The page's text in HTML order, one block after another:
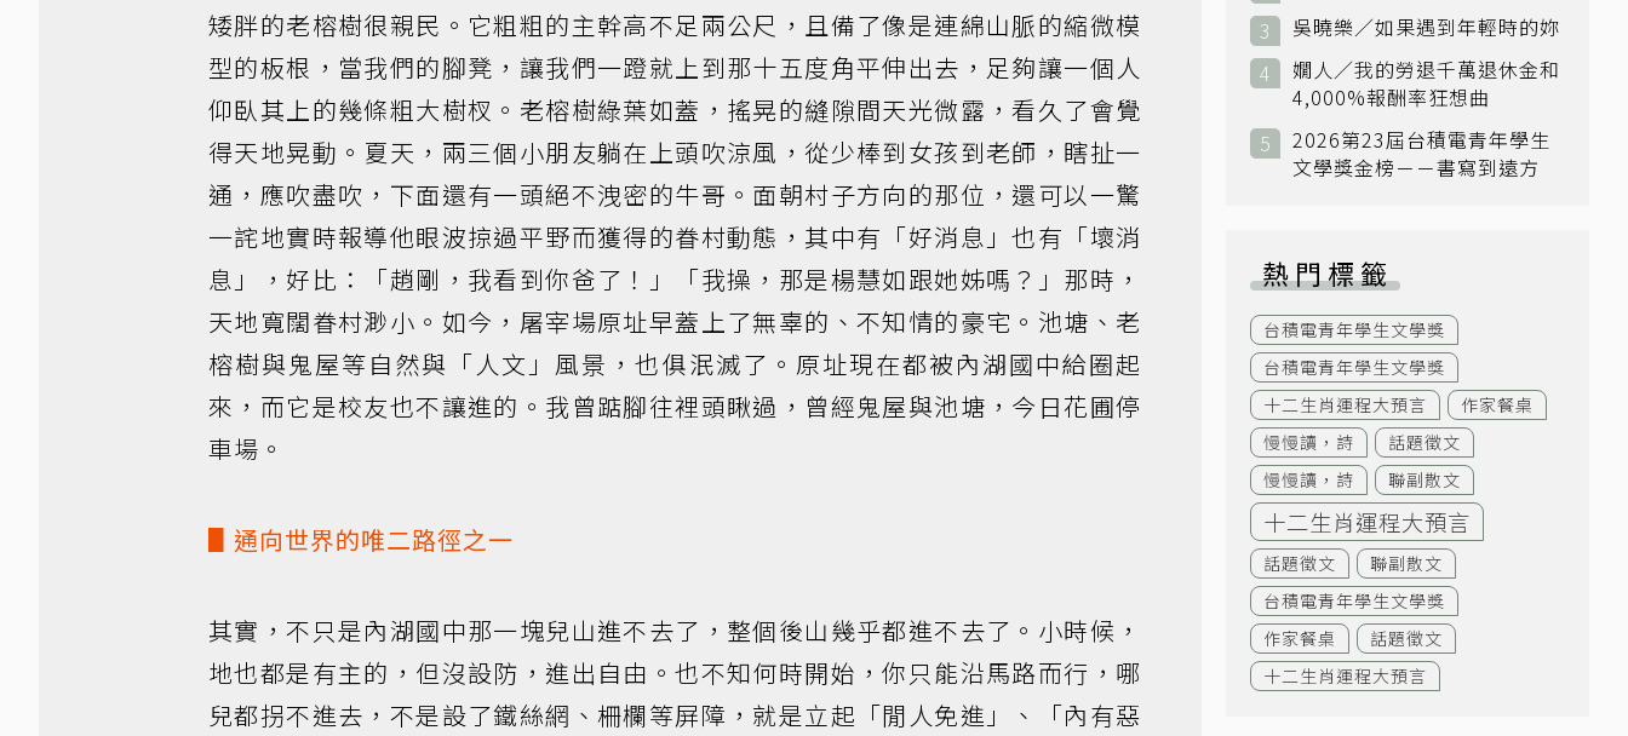
矮胖的老榕樹很親民。它粗粗的主幹高不足兩公尺，且備了像是連綿山脈的縮微模
型的板根，當我們的腳凳，讓我們一蹬就上到那十五度角平伸出去，足夠讓一個人
仰臥其上的幾條粗大樹杈。老榕樹綠葉如蓋，搖晃的縫隙間天光微露，看久了會覺
得天地晃動。夏天，兩三個小朋友躺在上頭吹涼風，從少棒到女孩到老師，瞎扯一
通，應吹盡吹，下面還有一頭絕不洩密的牛哥。面朝村子方向的那位，還可以一驚
一詫地實時報導他眼波掠過平野而獲得的眷村動態，其中有「好消息」也有「壞消
息」，好比：「趙剛，我看到你爸了！」「我操，那是楊慧如跟她姊嗎？」那時，
天地寬闊眷村渺小。如今，屠宰場原址早蓋上了無辜的、不知情的豪宅。池塘、老
榕樹與鬼屋等自然與「人文」風景，也俱泯滅了。原址現在都被內湖國中給圈起
來，而它是校友也不讓進的。我曾踮腳往裡頭瞅過，曾經鬼屋與池塘，今日花圃停
車場。
▋通向世界的唯二路徑之一
其實，不只是內湖國中那一塊兒山進不去了，整個後山幾乎都進不去了。小時候，
地也都是有主的，但沒設防，進出自由。也不知何時開始，你只能沿馬路而行，哪
兒都拐不進去，不是設了鐵絲網、柵欄等屏障，就是立起「閒人免進」、「內有惡
吳曉樂／如果遇到年輕時的妳
嫺人／我的勞退千萬退休金和
4,000%報酬率狂想曲
2026第23屆台積電青年學生
文學獎金榜－－書寫到遠方
熱門標籤
台積電青年學生文學獎
台積電青年學生文學獎
十二生肖運程大預言
作家餐桌
慢慢讀，詩
話題徵文
慢慢讀，詩
聯副散文
十二生肖運程大預言
話題徵文
聯副散文
台積電青年學生文學獎
作家餐桌
話題徵文
十二生肖運程大預言